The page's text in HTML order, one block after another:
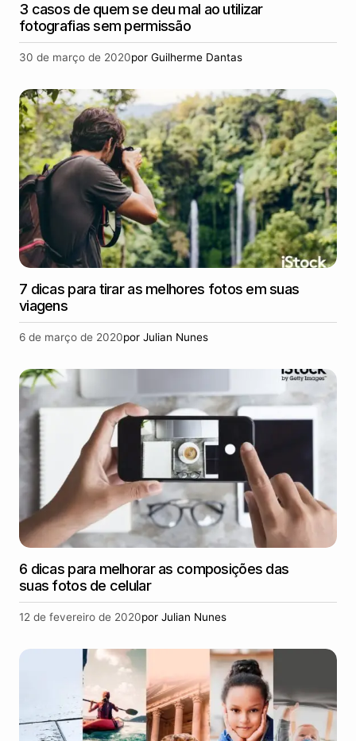
3 casos de quem se deu mal ao utilizar
fotografias sem permissão
30 de março de 2020por Guilherme Dantas
7 dicas para tirar as melhores fotos em suas
viagens
6 de março de 2020por Julian Nunes
6 dicas para melhorar as composições das
suas fotos de celular
12 de fevereiro de 2020por Julian Nunes